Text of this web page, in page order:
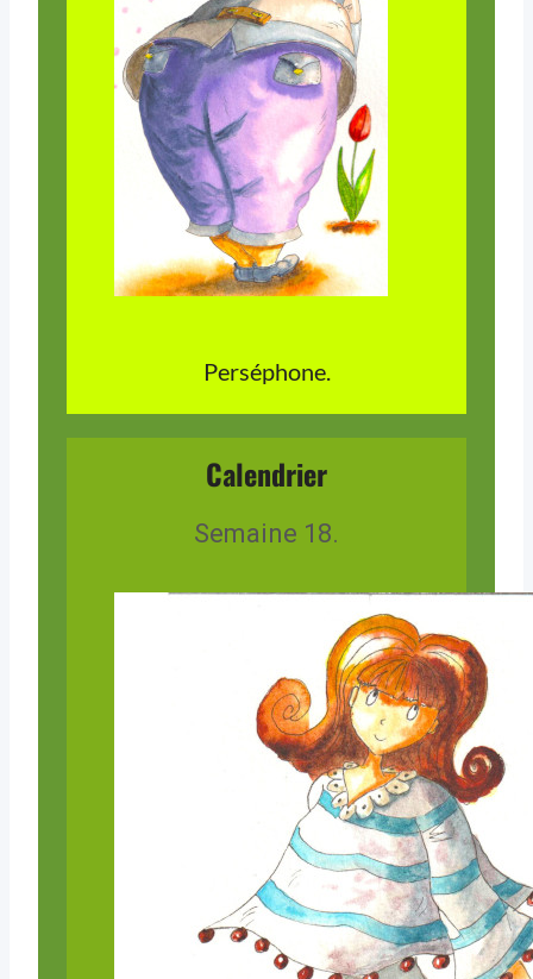
Perséphone.
Calendrier
Semaine 18.